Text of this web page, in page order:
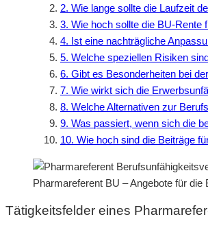
2. Wie lange sollte die Laufzeit
3. Wie hoch sollte die BU-Rente
4. Ist eine nachträgliche
5. Welche speziellen Risiken
6. Gibt es Besonderheiten bei
7. Wie wirkt sich die
8. Welche Alternativen zur
9. Was passiert, wenn sich die
10. Wie hoch sind die Beiträge
Pharmareferent BU – Angebote für
Tätigkeitsfelder eines